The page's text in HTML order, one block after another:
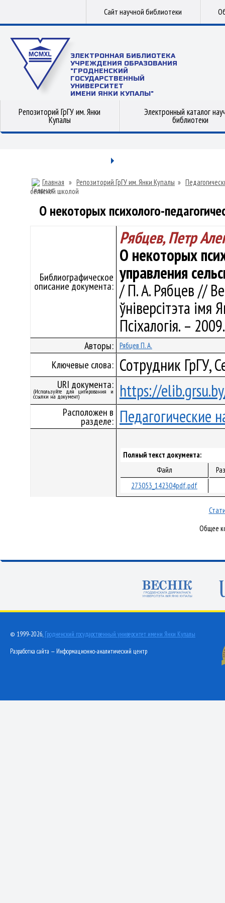
Сайт научной библиотеки
ЭЛЕКТРОННАЯ БИБЛИОТЕКА
УЧРЕЖДЕНИЯ ОБРАЗОВАНИЯ
"ГРОДНЕНСКИЙ
ГОСУДАРСТВЕННЫЙ
УНИВЕРСИТЕТ
ИМЕНИ ЯНКИ КУПАЛЫ"
Репозиторий ГрГУ им. Янки
Купалы
Электронный каталог
библиотеки
Главная » Репозиторий ГрГУ им. Янки Купалы »
сельской школой
О некоторых психолого-
Библиографическое
описание документа:
Рябцев, Петр
О некоторых
управления
/ П. А. Рябцев //
ўніверсітэта імя
Псіхалогія. –
Авторы: Рябцев П. А.
Ключевые слова: Сотрудник ГрГУ,
URI документа:
(Используйте для цитирования и
ссылки на документ) https://
Расположен в
разделе: Педагогические
Полный текст документа:
Файл
273053_142304pdf.pdf
Общее
© 1999-2026, Гродненский государственный университет имени Янки Купалы
Разработка сайта — Информационно-аналитический центр